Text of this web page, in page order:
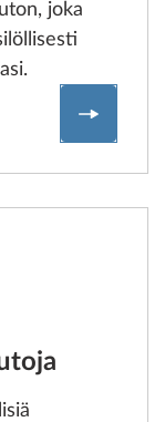
joka
Löydä